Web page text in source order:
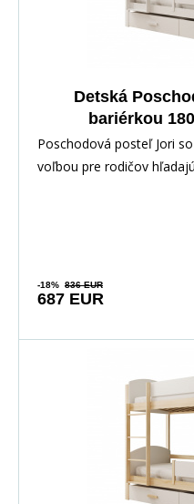
Detská
bariérkou
Poschodová posteľ Jori
voľbou pre rodičov
-18% 836 EUR
687 EUR